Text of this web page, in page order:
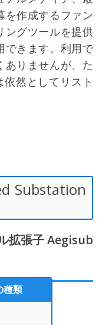
を作成するファン
ングツールを提供
できます。利用で
ありませんが、た
然としてリスト
Substation
拡張子 Aegisub
種類